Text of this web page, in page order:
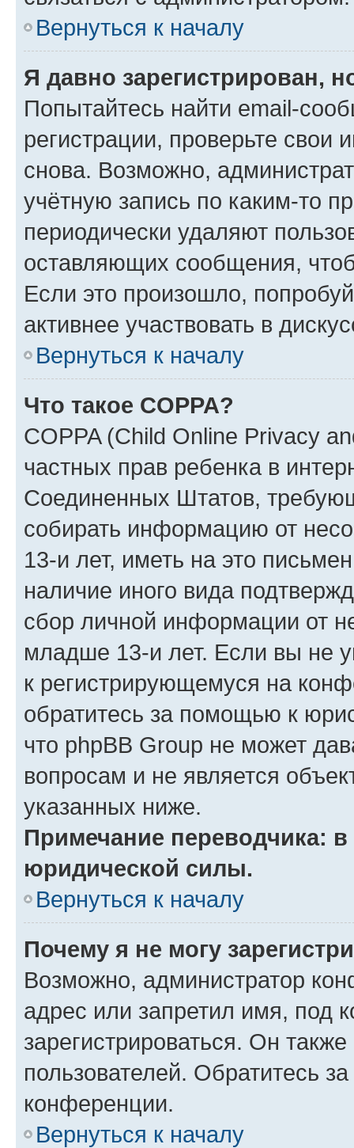
Вернуться к началу
Я давно зарегистрирован,
Попытайтесь найти email-
регистрации, проверьте свои
снова. Возможно,
учётную запись по каким-то
периодически удаляют
оставляющих сообщения,
Если это произошло,
активнее участвовать в
Вернуться к началу
Что такое COPPA?
COPPA (Child Online Privacy
частных прав ребенка в
Соединенных Штатов,
собирать информацию от
13-и лет, иметь на это
наличие иного вида
сбор личной информации от
младше 13-и лет. Если вы не
к регистрирующемуся на
обратитесь за помощью к
что phpBB Group не может
вопросам и не является
указанных ниже.
Примечание переводчика:
юридической силы.
Вернуться к началу
Почему я не могу
Возможно, администратор
адрес или запретил имя, под
зарегистрироваться. Он
пользователей. Обратитесь
конференции.
Вернуться к началу